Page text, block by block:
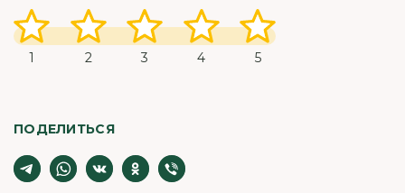
1 2 3 4 5
ПОДЕЛИТЬСЯ